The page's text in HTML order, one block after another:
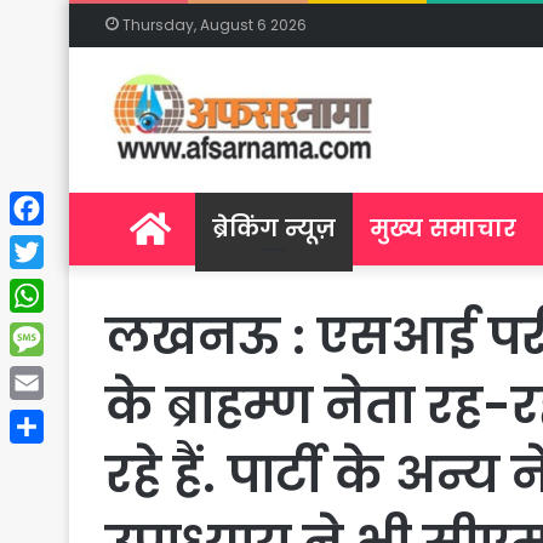
Thursday, August 6 2026
Homeब्रेकिंग न्यूज़ मुख्य समाचार
लखनऊ : एसआई
के ब्राहम्ण नेता रह-
रहे हैं. पार्टी के अन्य
Facebook
Twitter
WhatsApp
Message
Email